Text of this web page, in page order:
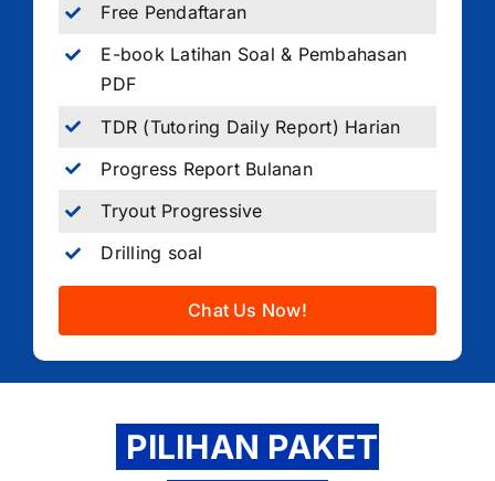
Free Pendaftaran
E-book Latihan Soal & Pembahasan
PDF
TDR (Tutoring Daily Report) Harian
Progress Report Bulanan
Tryout Progressive
Drilling soal
Chat Us Now!
PILIHAN PAKET